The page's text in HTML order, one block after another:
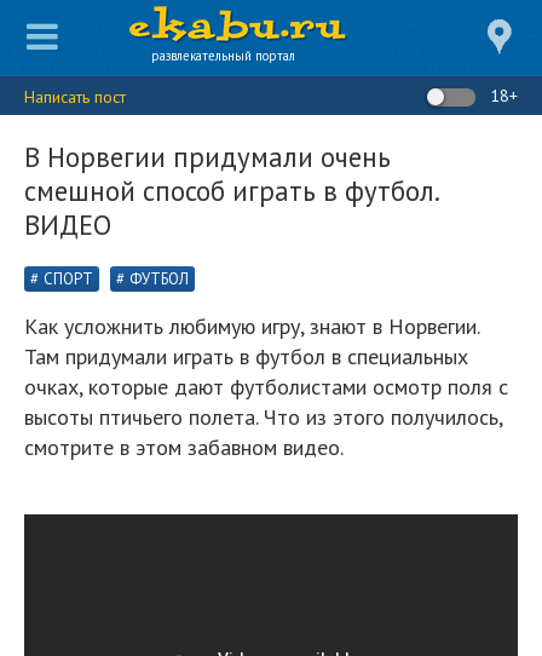
развлекательный портал
Написать пост 18+
В Норвегии придумали очень
смешной способ играть в футбол.
ВИДЕО
СПОРТ ФУТБОЛ
Как усложнить любимую игру, знают в Норвегии.
Там придумали играть в футбол в специальных
очках, которые дают футболистами осмотр поля с
высоты птичьего полета. Что из этого получилось,
смотрите в этом забавном видео.